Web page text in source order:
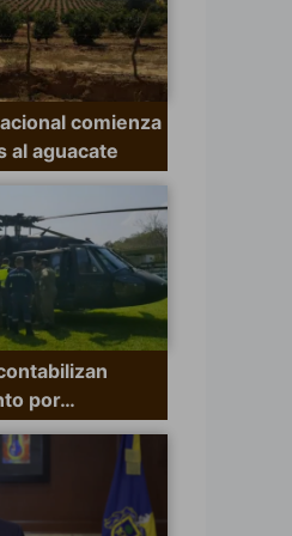
comienza
al aguacate
por…